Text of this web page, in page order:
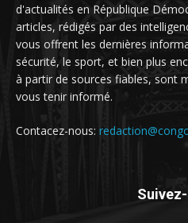
d'actualités en République
articles, rédigés par des
vous offrent les dernières
sécurité, le sport, et bien plus
à partir de sources fiables, sont
vous tenir informé.
Contacez-nous: